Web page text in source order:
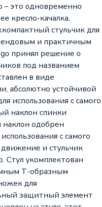
– это одновременно
кресло-качалка,
стульчик для
и практичным
принял решение о
под названием
в виде
абсолютно устойчивой
использования с самого
наклон спинки
наклон одобрен
с самого
и стульчик
Стул укомплектован
Т-образным
для
защитный элемент